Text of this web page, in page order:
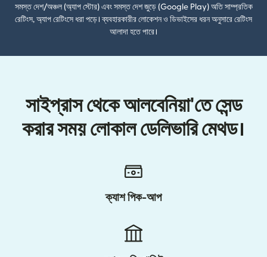
সমস্ত দেশ/অঞ্চল (অ্যাপ স্টোর) এবং সমস্ত দেশ জুড়ে (Google Play) অতি সাম্প্রতিক
রেটিংস, অ্যাপ রেটিংসে ধরা পড়ে। ব্যবহারকারীর লোকেশন ও ডিভাইসের ধরন অনুসারে রেটিংস
আলাদা হতে পারে।
সাইপ্রাস থেকে আলবেনিয়া'তে সেন্ড
করার সময় লোকাল ডেলিভারি মেথড।
ক্যাশ পিক-আপ